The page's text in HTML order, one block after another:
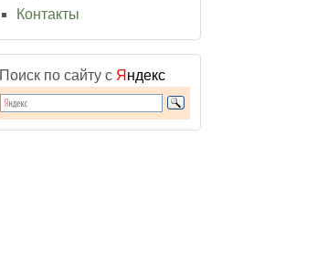
Контакты
Поиск по сайту с Я ндекс